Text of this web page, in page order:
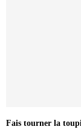
Fais tourner la